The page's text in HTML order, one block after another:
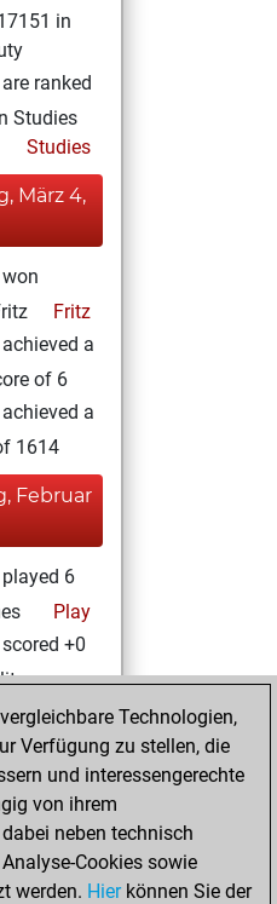
in
ranked
Studies
Studies
März 4,
Fritz
a
of 6
a
1614
Februar
6
Play
+0
account
Studies
Technologien,
Verfügung zu stellen, die
und interessengerechte
von ihrem
neben technisch
Cookies sowie
werden. Hierkönnen Sie der